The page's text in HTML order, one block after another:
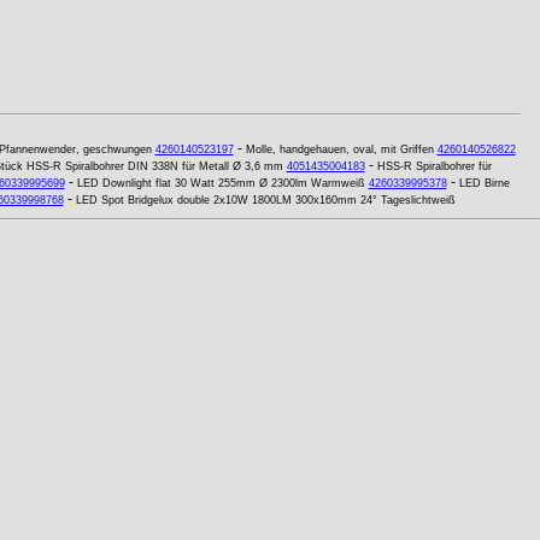
Pfannenwender, geschwungen 4260140523197- Molle, handgehauen, oval, mit Griffen 4260140526822
HSS-R Spiralbohrer DIN 338N für Metall Ø 3,6 mm 4051435004183- HSS-R Spiralbohrer für
- LED Downlight flat 30 Watt 255mm Ø 2300lm Warmweiß 4260339995378- LED Birne
- LED Spot Bridgelux double 2x10W 1800LM 300x160mm 24° Tageslichtweiß